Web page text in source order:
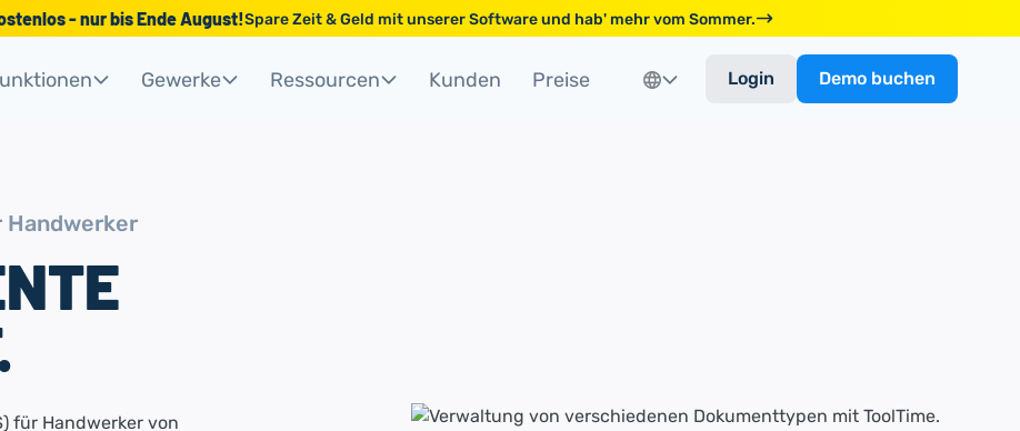
- nur bis Ende August!Spare Zeit & Geld mit unserer Software und hab' mehr vom Sommer.
Gewerke Ressourcen Kunden Preise Login Demo buchen
für Handwerker von